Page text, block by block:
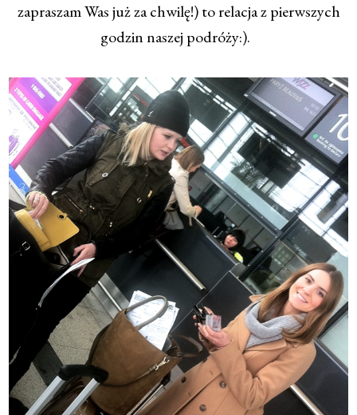
zapraszam Was już za chwilę!) to relacja z pierwszych
godzin naszej podróży:).